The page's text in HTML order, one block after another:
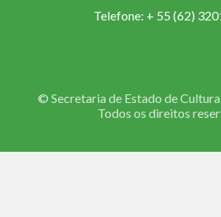
Telefone: + 55 (62)
© Secretaria de Estado de
Todos os direitos